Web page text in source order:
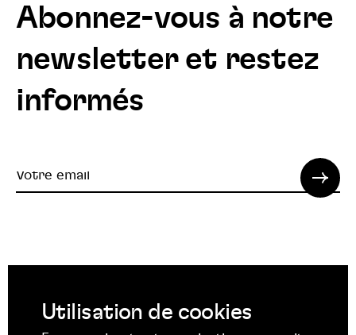
Abonnez-vous à notre
newsletter et restez
informés
Votre
Utilisation de cookies